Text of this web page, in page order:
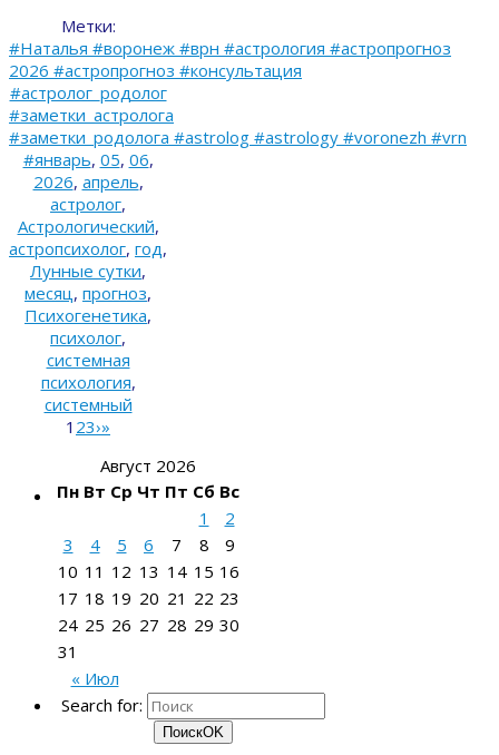
Метки:
#Наталья #воронеж #врн #астрология #астропрогноз
2026 #астропрогноз #консультация
#астролог_родолог
#заметки_астролога
#заметки_родолога #astrolog #astrology #voronezh #vrn
#январь, 05, 06,
2026, апрель,
астролог,
Астрологический,
астропсихолог, год,
Лунные сутки,
месяц, прогноз,
Психогенетика,
психолог,
системная
психология,
системный
1 23›»
Август 2026
Пн Вт Ср Чт Пт Сб Вс
« Июл
1
2
3
4 5 6 7 8
9
10 11 12 13 14 15 16
17 18 19 20 21 22 23
24 25 26 27 28 29 30
31
Search for:
ПоискOK